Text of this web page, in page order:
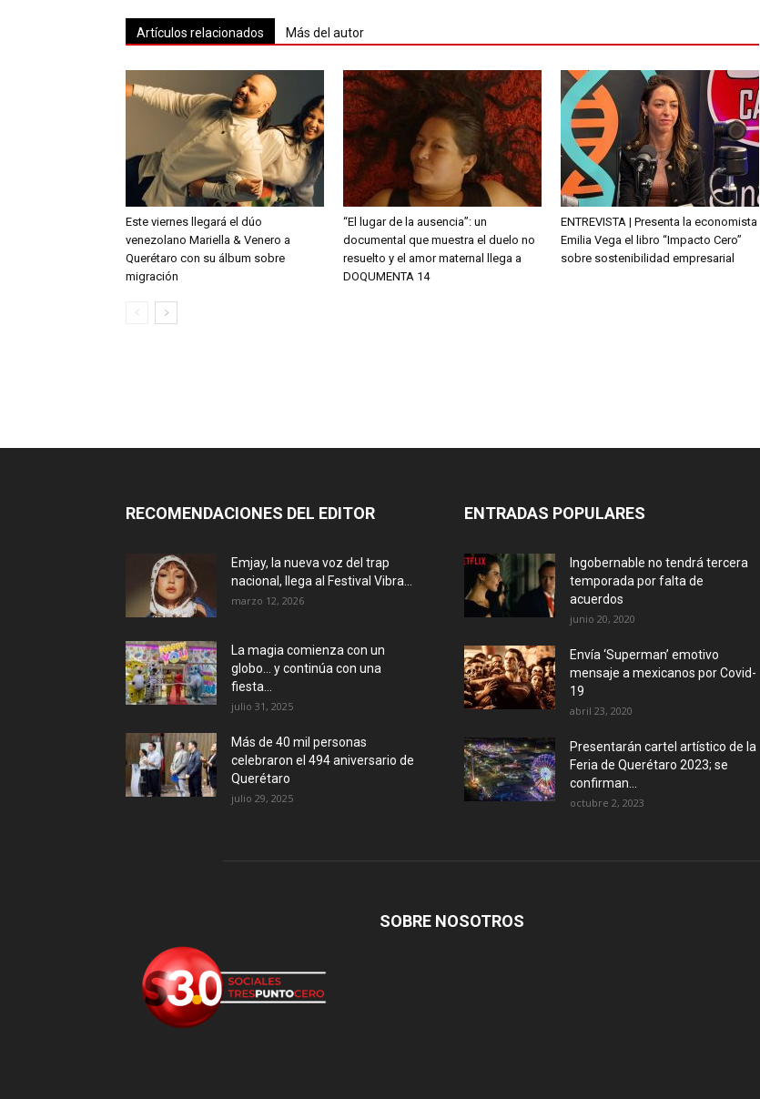
Artículos relacionados Más del autor
Este viernes llegará el dúo
venezolano Mariella & Venero a
Querétaro con su álbum sobre
migración
“El lugar de la ausencia”: un
documental que muestra el duelo no
resuelto y el amor maternal llega a
DOQUMENTA 14
ENTREVISTA | Presenta la economista
Emilia Vega el libro “Impacto Cero”
sobre sostenibilidad empresarial
RECOMENDACIONES DEL EDITOR
Emjay, la nueva voz del trap
nacional, llega al Festival Vibra...
marzo 12, 2026
La magia comienza con un
globo… y continúa con una
fiesta...
julio 31, 2025
Más de 40 mil personas
celebraron el 494 aniversario de
Querétaro
julio 29, 2025
ENTRADAS POPULARES
Ingobernable no tendrá tercera
temporada por falta de
acuerdos
junio 20, 2020
Envía ‘Superman’ emotivo
mensaje a mexicanos por Covid-
19
abril 23, 2020
Presentarán cartel artístico de la
Feria de Querétaro 2023; se
confirman...
octubre 2, 2023
SOBRE NOSOTROS